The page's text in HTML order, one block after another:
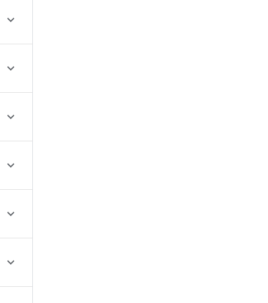





